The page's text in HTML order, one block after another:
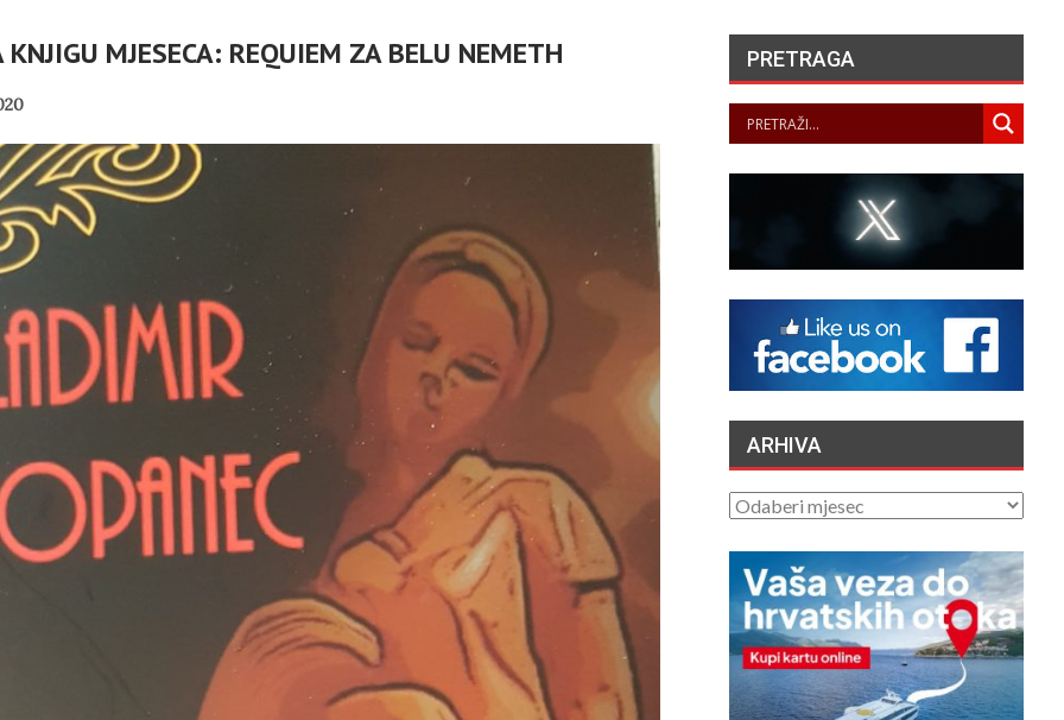
KNJIGU MJESECA: REQUIEM ZA BELU NEMETH
ZAŠTO
04/08/2026
RH
3.
FILM
SRDOC: TKO
VLASNICI
COSTABELLA
HRVATSKA POVIJEST
POD KONTROLOM
SRPSKE POLITIKE
01/08/2026
MIROVINE IZ DRUGOG
STUPA SU
NEISPLATIVE?
31/07/2026
U OMIŠLJU OTVORENA
IZLOŽBA MARGERITE
30/07/2026
HRVATSKA MEĐU
VODEĆIM ZEMLJAMA
EU PO KUPNJI E-
KNJIGA I
AUDIOKNJIGA
29/07/2026
PORFIRIJA DA U IME
KRISTA IZVUČE SVOJ
NAROD IZ…
PANOPTICUM 07/08/2026
APRÈS PLUSIEURS
SUICIDES ET
SUICIDE AU…
06/08/2026
ČUVARI LJEPOTE
NAŠEG KRAJA II. –
LJETNA IZLOŽBA U
GALERIJI UZ RIJEKU
05/08/2026
„NASELJAVANJE
HRVATSKIH OTOKA
MIGRANTIMA″ –
OSVRT
PRETRAGA
ARHIVA
ARHIVA